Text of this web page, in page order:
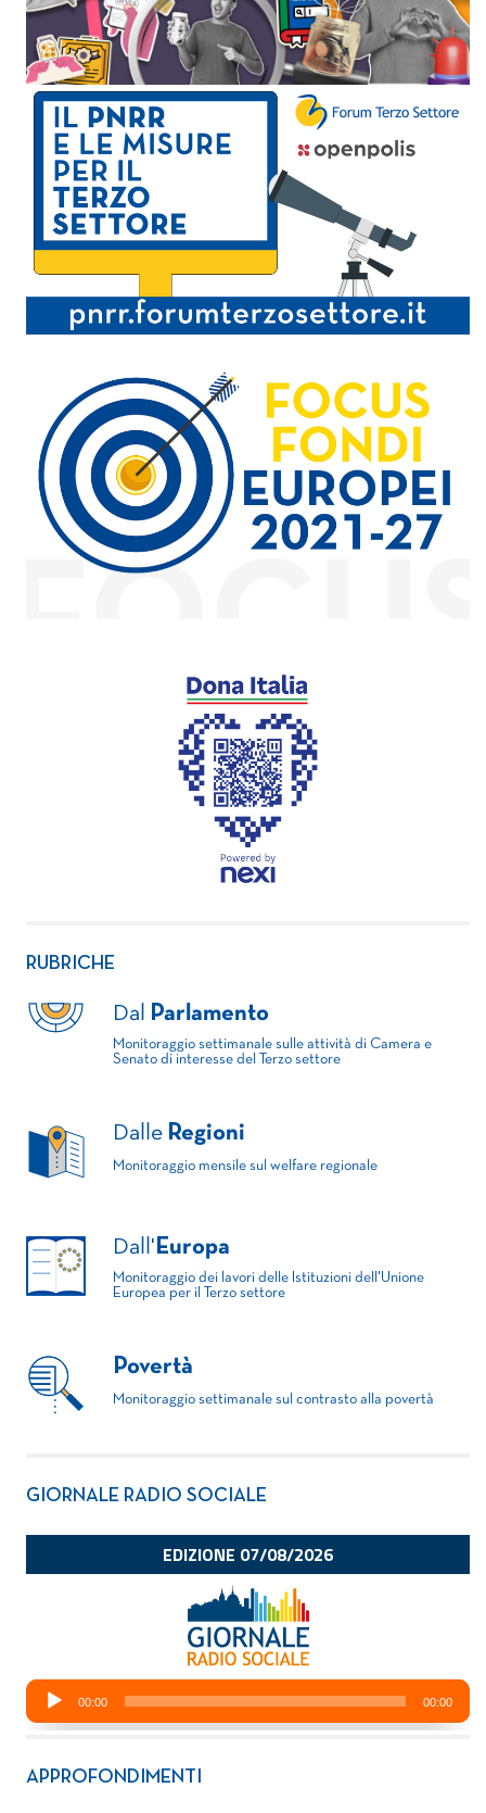
RUBRICHE
Dal Parlamento
Monitoraggio settimanale sulle attività di Camera e
Senato di interesse del Terzo settore
Dalle Regioni
Monitoraggio mensile sul welfare regionale
Dall' Europa
Monitoraggio dei lavori delle Istituzioni dell'Unione
Europea per il Terzo settore
Povertà
Monitoraggio settimanale sul contrasto alla povertà
GIORNALE RADIO SOCIALE
APPROFONDIMENTI